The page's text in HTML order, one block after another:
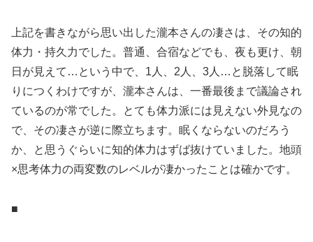
上記を書きながら思い出した瀧本さんの凄さは、その知的
体力・持久力でした。普通、合宿などでも、夜も更け、朝
日が見えて…という中で、1人、2人、3人…と脱落して眠
りにつくわけですが、瀧本さんは、一番最後まで議論され
ているのが常でした。とても体力派には見えない外見なの
で、その凄さが逆に際立ちます。眠くならないのだろう
か、と思うぐらいに知的体力はずば抜けていました。地頭
×思考体力の両変数のレベルが凄かったことは確かです。
■